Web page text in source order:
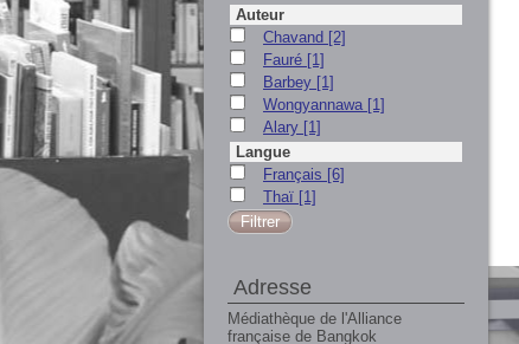
Auteur
Chavand [2]
Fauré [1]
Barbey [1]
Wongyannawa [1]
Alary [1]
Langue
Français [6]
Thaï [1]
Adresse
Médiathèque de l'Alliance
française de Bangkok